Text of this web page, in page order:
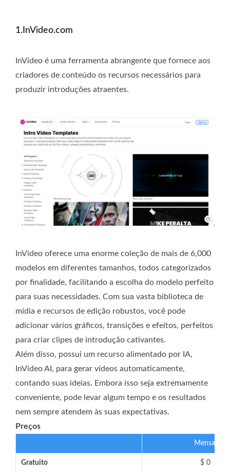
1.InVideo.com
InVideo é uma ferramenta abrangente que fornece aos
criadores de conteúdo os recursos necessários para
produzir introduções atraentes.
InVideo oferece uma enorme coleção de mais de 6,000
modelos em diferentes tamanhos, todos categorizados
por finalidade, facilitando a escolha do modelo perfeito
para suas necessidades. Com sua vasta biblioteca de
mídia e recursos de edição robustos, você pode
adicionar vários gráficos, transições e efeitos, perfeitos
para criar clipes de introdução cativantes.
Além disso, possui um recurso alimentado por IA,
InVideo AI, para gerar vídeos automaticamente,
contando suas ideias. Embora isso seja extremamente
conveniente, pode levar algum tempo e os resultados
nem sempre atendem às suas expectativas.
Preços
Mensal
Gratuito $ 0